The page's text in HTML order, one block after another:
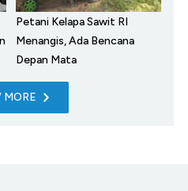
Petani Kelapa Sawit RI
Menangis, Ada Bencana
Depan Mata
MORE